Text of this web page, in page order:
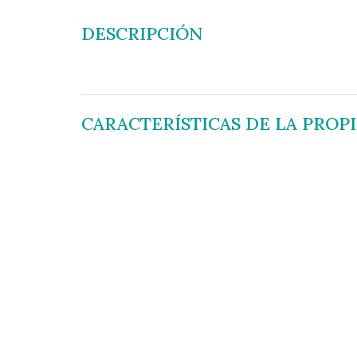
DESCRIPCIÓN
CARACTERÍSTICAS DE LA